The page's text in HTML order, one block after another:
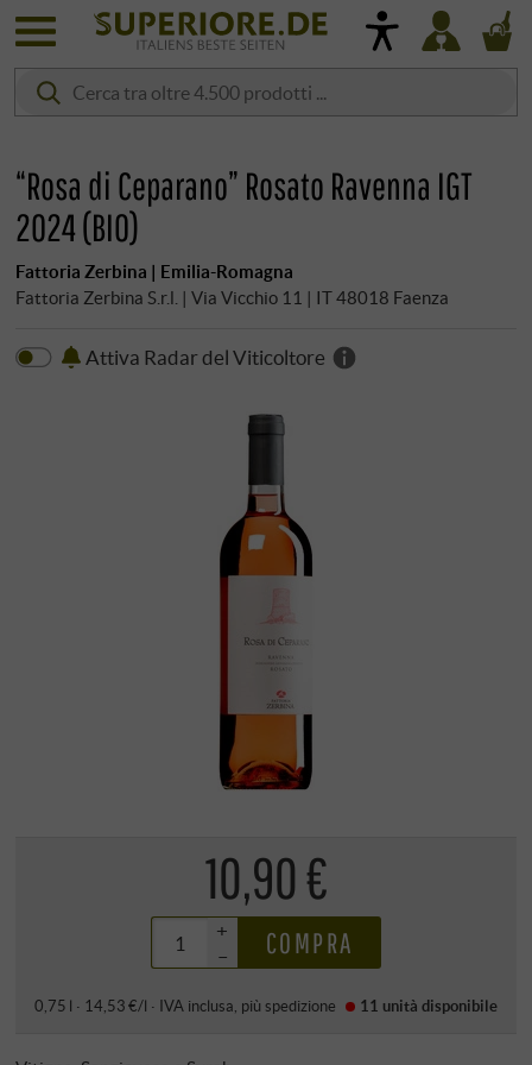
“Rosa di Ceparano” Rosato Ravenna IGT
2024 (BIO)
Fattoria Zerbina | Emilia-Romagna
Fattoria Zerbina S.r.l. | Via Vicchio 11 | IT 48018 Faenza
Attiva Radar del Viticoltore
10,90 €
+
–
COMPRA
0,75 l · 14,53 €/l · IVA inclusa , più spedizione 11 unità disponibile